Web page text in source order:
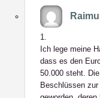
1.
Ich lege meine
dass es den
50.000 steht.
Beschlüssen